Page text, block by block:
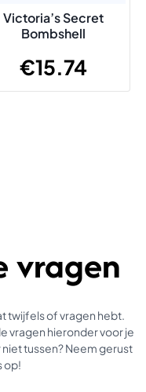
Victoria’s Secret
Bombshell
€15.74
vragen
twijfels of vragen hebt.
vragen hieronder voor je
tussen? Neem gerust
op!